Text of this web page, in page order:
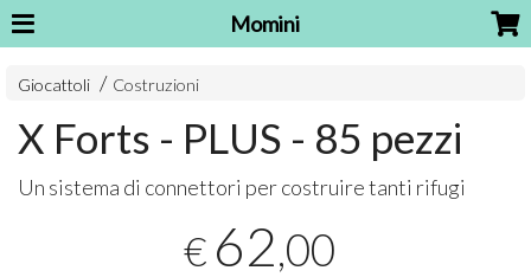
Momini
Giocattoli Costruzioni
X Forts - PLUS - 85 pezzi
Un sistema di connettori per costruire tanti rifugi
€ 62,00